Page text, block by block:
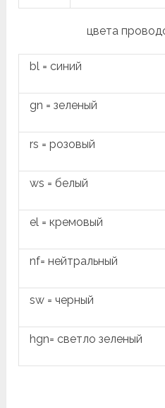
цвета
bl = синий
gn = зеленый
rs = розовый
ws = белый
el = кремовый
nf= нейтральный
sw = черный
hgn= светло зеленый